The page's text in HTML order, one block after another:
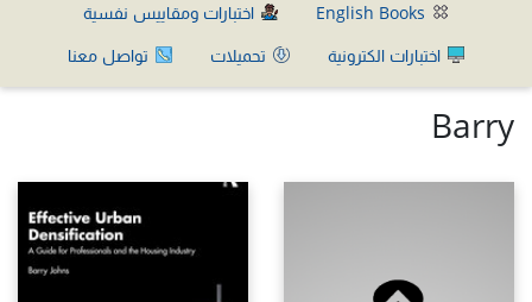
اختبارات ومقاييس نفسية
اختبارات الكترونية
تحميلات تواصل معنا
Barry